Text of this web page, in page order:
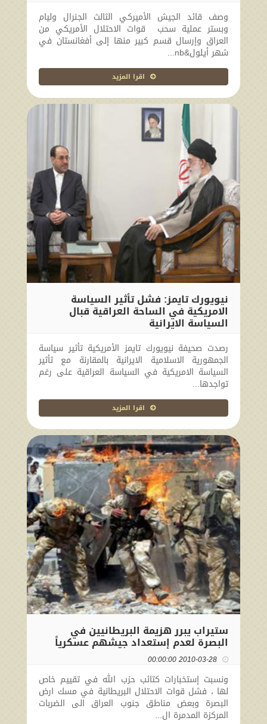
وصف قائد الجيش الأميركي الثالث الجنرال وليام
وبستر عملية سحب قوات الاحتلال الأمريكي من
العراق وإرسال قسم كبير منها إلى أفغانستان في
شهر أيلول&nb...
اقرا المزيد
نيويورك تايمز: فشل تأثير السياسة
الامريكية في الساحة العراقية قبال
السياسة الايرانية
رصدت صحيفة نيويورك تايمز الأمريكية تأثير سياسة
الجمهورية الاسلامية الايرانية بالمقارنة مع ثأثير
السياسة الامريكية في السياسة العراقية على رغم
تواجدها...
اقرا المزيد
ستيراب يبرر هزيمة البريطانيين في
البصرة لعدم إستعداد جيشهم عسكرياً
2010-03-28 00:00:00
ونسبت إستخبارات كتائب حزب الله في تقييم خاص
لها ، فشل قوات الاحتلال البريطانية في مسك ارض
البصرة وبعض مناطق جنوب العراق الى الضربات
المركزة المدمرة ال...